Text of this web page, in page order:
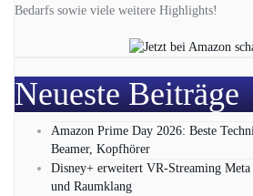
Bedarfs sowie viele weitere Highlights!
Neueste Beiträge
Amazon Prime Day 2026: Beste
Beamer, Kopfhörer
Disney+ erweitert VR‑Streaming
und Raumklang